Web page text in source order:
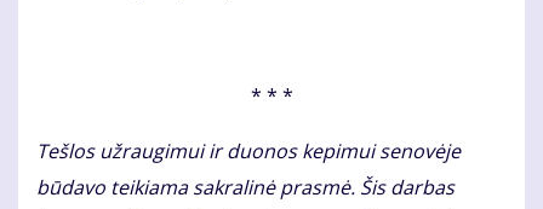
* * *
Tešlos užraugimui ir duonos kepimui senovėje
būdavo teikiama sakralinė prasmė. Šis darbas